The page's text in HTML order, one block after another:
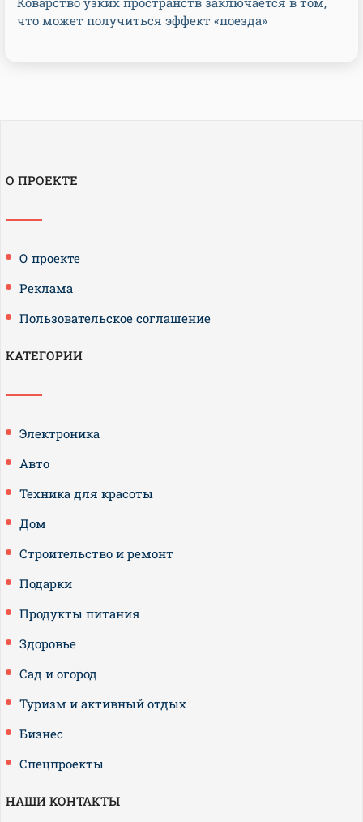
что может получиться эффект «поезда»
О ПРОЕКТЕ
О проекте
Реклама
Пользовательское соглашение
КАТЕГОРИИ
Электроника
Авто
Техника для красоты
Дом
Строительство и ремонт
Подарки
Продукты питания
Здоровье
Сад и огород
Туризм и активный отдых
Бизнес
Спецпроекты
НАШИ КОНТАКТЫ